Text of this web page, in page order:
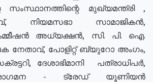
സംസ്ഥാനത്തിന്റെ മുഖ്യമന്ത്രി ,
നിയമസഭാ സാമാജികൻ,
കമ്മീഷൻ അധ്യക്ഷൻ, സി. പി. ഐ.
നേതാവ്, പോളിറ്റ് ബ്യുറോ അംഗം,
ദേശാഭിമാനി പത്രാധിപർ,
- ട്രേഡ് യൂണിയൻ